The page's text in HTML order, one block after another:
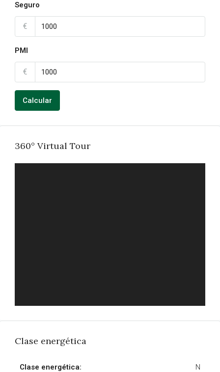
Seguro
€
PMI
€
Calcular
360° Virtual Tour
Clase energética
Clase energética: N